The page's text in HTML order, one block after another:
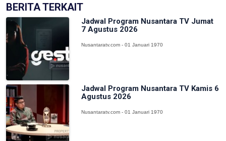
BERITA TERKAIT
Jadwal Program Nusantara TV Jumat
7 Agustus 2026
Nusantaratv.com - 01 Januari 1970
Jadwal Program Nusantara TV Kamis 6
Agustus 2026
Nusantaratv.com - 01 Januari 1970